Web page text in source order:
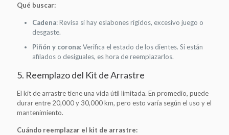
Qué buscar:
Cadena: Revisa si hay eslabones rígidos, excesivo juego o
desgaste.
Piñón y corona: Verifica el estado de los dientes. Si están
afilados o desiguales, es hora de reemplazarlos.
5. Reemplazo del Kit de Arrastre
El kit de arrastre tiene una vida útil limitada. En promedio, puede
durar entre 20,000 y 30,000 km, pero esto varía según el uso y el
mantenimiento.
Cuándo reemplazar el kit de arrastre: